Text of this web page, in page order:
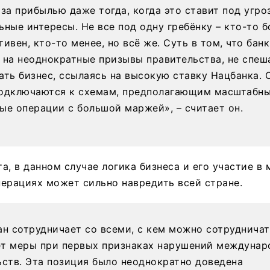
прибылью даже тогда, когда это ставит под
интересы. Не все под одну гребёнку – кто-то
кто-то менее, но всё же. Суть в том, что
неоднократные призывы правительства, не
бизнес, ссылаясь на высокую ставку Нацбанка.
к схемам, предполагающим
операции с большой маржей», – считает он.
в данном случае логика бизнеса и его участие в
может сильно навредить всей стране.
сотрудничает со всеми, с кем можно
меры при первых признаках нарушений
Эта позиция было неоднократно доведена